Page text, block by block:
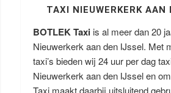
TAXI NIEUWERKERK AAN
BOTLEK Taxi is al meer dan 20
Nieuwerkerk aan den IJssel. Met
taxi’s bieden wij 24 uur per dag
Nieuwerkerk aan den IJssel en
Taxi maakt daarbij uitsluitend